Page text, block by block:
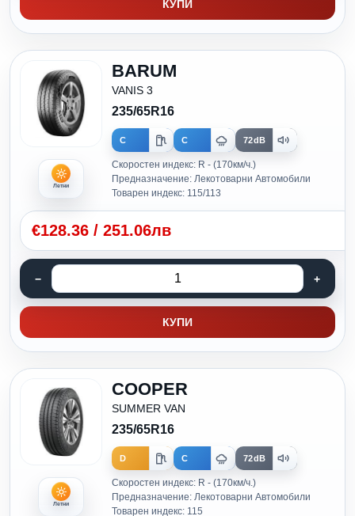
КУПИ
Летни
BARUM
VANIS 3
235/65R16
C C 72dB
Скоростен индекс: R - (170км/ч.)
Предназначение: Лекотоварни Автомобили
Товарен индекс: 115/113
€128.36 / 251.06лв
КУПИ
Летни
COOPER
SUMMER VAN
235/65R16
D C 72dB
Скоростен индекс: R - (170км/ч.)
Предназначение: Лекотоварни Автомобили
Товарен индекс: 115